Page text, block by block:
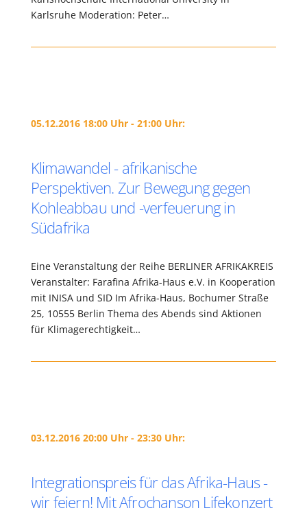
Karlsruhe Moderation: Peter…
05.12.2016 18:00 Uhr - 21:00 Uhr:
Klimawandel - afrikanische
Perspektiven. Zur Bewegung gegen
Kohleabbau und -verfeuerung in
Südafrika
Eine Veranstaltung der Reihe BERLINER AFRIKAKREIS
Veranstalter: Farafina Afrika-Haus e.V. in Kooperation
mit INISA und SID Im Afrika-Haus, Bochumer Straße
25, 10555 Berlin Thema des Abends sind Aktionen
für Klimagerechtigkeit…
03.12.2016 20:00 Uhr - 23:30 Uhr:
Integrationspreis für das Afrika-Haus -
wir feiern! Mit Afrochanson Lifekonzert